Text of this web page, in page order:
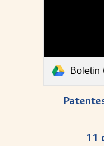
Boletin #15.
11